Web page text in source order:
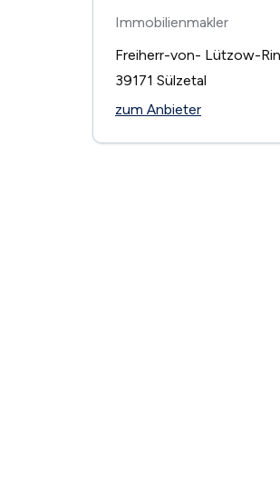
Immobilienmakler
Freiherr-von- Lützow-
39171 Sülzetal
zum Anbieter